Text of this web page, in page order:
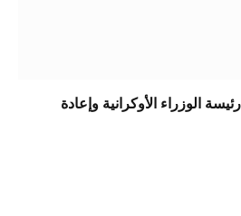
الوزراء الأوكرانية وإعادة